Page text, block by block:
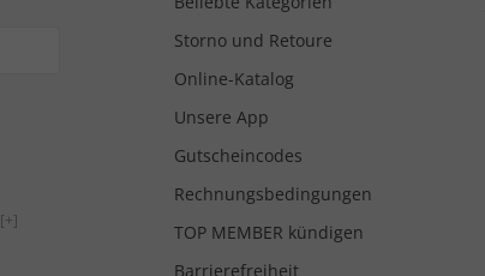
[+]
Storno und Retoure
Online-Katalog
Unsere App
Gutscheincodes
Rechnungsbedingungen
TOP MEMBER kündigen
Barrierefreiheit